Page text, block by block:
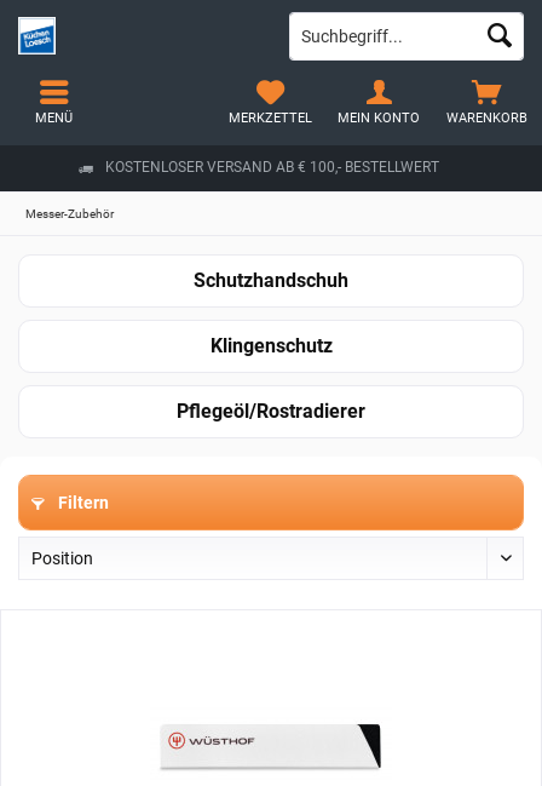
KOSTENLOSER VERSAND AB € 100,- BESTELLWERT
WARENKORB
MERKZETTEL MEIN KONTO
MENÜ
Messer-Zubehör
Schutzhandschuh
Klingenschutz
Pflegeöl/Rostradierer
Filtern